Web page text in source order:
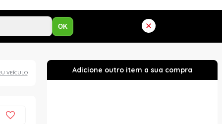
OK
VEÍCULO